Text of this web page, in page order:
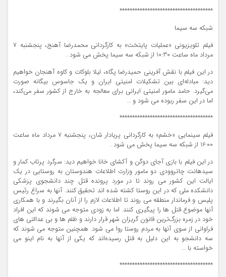
*************************************
شبکه سه سیما
فیلم تلویزیونی «عملیات پایتخت» به کارگردانی محمدرضا آهنج، پنجشنبه 7
مرداد ماه ساعت 10:30 از شبکه سه سیما پخش می شود .
در این فیلم با نقش آفرینی حمیدرضا پگاه، لیلا بلوکات و کاوه آهنجان خواهیم
دید: مبادله‌ای بین تشکیلات امنیتی ایران و یک جاسوس بیگانه صورت
می‌گیرد. حامد مامور امنیتی ایرانی برای معالجه به خارج از کشور سفر می‌کند،
اما در این سفر ربوده می شود و …
*************************************
فیلم سینمایی «خشم» به کارگردانی پریادار شان، پنجشنبه 7 مرداد ماه ساعت
16:00 از شبکه سه سیما پخش می شود .
در این فیلم با بازی آجای دوگن و آکشای خانا خواهیم دید: سرگرد پرتاب کمار و
سیدهانت چاتروودی دو مامور وزارت اطلاعات هندوستان به روستایی در یک
ایالت این کشور می روند تا در مورد پرونده قتل چند دانشجوی پزشکی
دانشکده ملی که در این روستا کشته شده اند تحقیق کنند. آنها به سراغ رئیس
پلیس و فرماندار منطقه می روند تا اطلاعات لازم را از آنان بگیرند و با همکاری
آنها موضوع قتل ها را پیگیری کنند. اما به زودی متوجه می شوند که این افراد
خود در زمره بزرگ‌ترین قانون گریزان شهر قرار دارند و ظلم ها و بی عدالتی های
فراوانی از سوی آنها به مردم روستا روا می شود. همچنین متوجه می شوند که
سه دانشجو به این دلیل به قتل رسیده‌اند که یکی از آنها به نام اینو می
خواسته با …
*************************************